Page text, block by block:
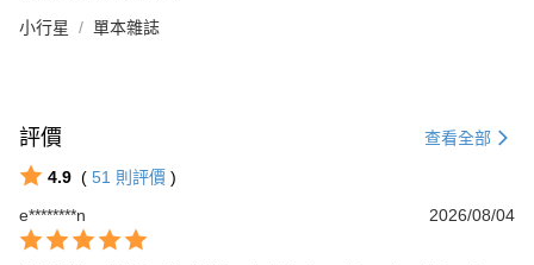
小行星 單本雜誌
評價 查看全部
4.9 ( 51 則評價 )
e********n
2026/08/04